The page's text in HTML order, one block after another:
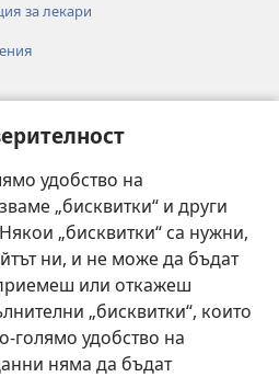
удобство на
„бисквитки“ и други
„бисквитки“ са нужни,
ни, и не може да бъдат
или откажеш
„бисквитки“, които
голямо удобство на
няма да бъдат
за лекари
кула“